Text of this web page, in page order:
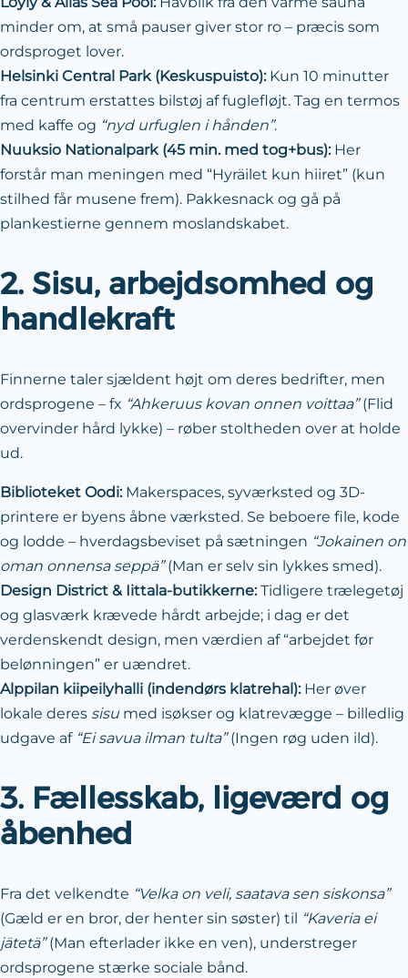
minder om, at små pauser giver stor ro – præcis som
ordsproget lover.
Helsinki Central Park (Keskuspuisto):Kun 10 minutter
fra centrum erstattes bilstøj af fuglefløjt. Tag en termos
med kaffe og “nyd urfuglen i hånden”.
Nuuksio Nationalpark (45 min. med tog+bus):Her
forstår man meningen med “Hyräilet kun hiiret” (kun
stilhed får musene frem). Pakkesnack og gå på
plankestierne gennem moslandskabet.
2. Sisu, arbejdsomhed og
handlekraft
Finnerne taler sjældent højt om deres bedrifter, men
ordsprogene – fx “Ahkeruus kovan onnen voittaa”(Flid
overvinder hård lykke) – røber stoltheden over at holde
ud.
Biblioteket Oodi:Makerspaces, syværksted og 3D-
printere er byens åbne værksted. Se beboere file, kode
og lodde – hverdagsbeviset på sætningen “Jokainen on
oman onnensa seppä”(Man er selv sin lykkes smed).
Design District & Iittala-butikkerne:Tidligere trælegetøj
og glasværk krævede hårdt arbejde; i dag er det
verdenskendt design, men værdien af “arbejdet før
belønningen” er uændret.
Alppilan kiipeilyhalli (indendørs klatrehal):Her øver
lokale deres sisu med isøkser og klatrevægge – billedlig
udgave af “Ei savua ilman tulta”(Ingen røg uden ild).
3. Fællesskab, ligeværd og
åbenhed
Fra det velkendte “Velka on veli, saatava sen siskonsa”
(Gæld er en bror, der henter sin søster) til
“Kaveria ei
jätetä”(Man efterlader ikke en ven), understreger
ordsprogene stærke sociale bånd.